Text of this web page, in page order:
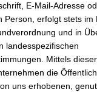
Sparkasse
an diesem Termin
Aufmerksamkeit auf
Hirt Sarstedt“ bittet
die Versorgung mit
den […]
E-Mail-Adresse
Person, erfolgt stets im
und in
landesspezifischen
Mittels
die
uns erhobenen,